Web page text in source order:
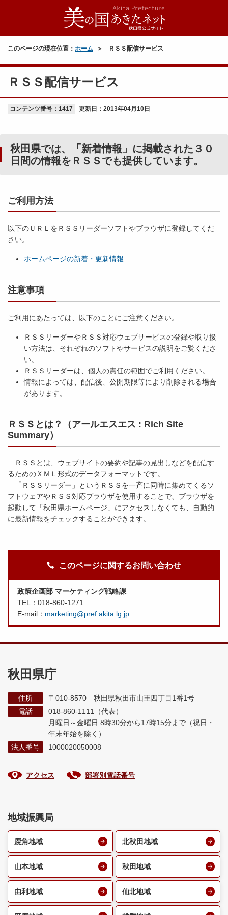
このページの現在位置： ホーム ＲＳＳ配信サービス
ＲＳＳ配信サービス
コンテンツ番号：1417 更新日： 2013年04月10日
秋田県では、「新着情報」に掲載された３０
日間の情報をＲＳＳでも提供しています。
ご利用方法
以下のＵＲＬをＲＳＳリーダーソフトやブラウザに登録してくだ
さい。
ホームページの新着・更新情報
注意事項
ご利用にあたっては、以下のことにご注意ください。
ＲＳＳリーダーやＲＳＳ対応ウェブサービスの登録や取り扱
い方法は、それぞれのソフトやサービスの説明をご覧くださ
い。
ＲＳＳリーダーは、個人の責任の範囲でご利用ください。
情報によっては、配信後、公開期限等により削除される場合
があります。
ＲＳＳとは？（アールエスエス : Rich Site
Summary）
ＲＳＳとは、ウェブサイトの要約や記事の見出しなどを配信す
るためのＸＭＬ形式のデータフォーマットです。
「ＲＳＳリーダー」というＲＳＳを一斉に同時に集めてくるソ
フトウェアやＲＳＳ対応ブラウザを使用することで、ブラウザを
起動して「秋田県ホームページ」にアクセスしなくても、自動的
に最新情報をチェックすることができます。
このページに関するお問い合わせ
政策企画部 マーケティング戦略課
TEL：018-860-1271
E-mail： marketing@pref.akita.lg.jp
秋田県庁
住所
〒010-8570 秋田県秋田市山王四丁目1番1号
電話
018-860-1111（代表）
月曜日～金曜日 8時30分から17時15分まで （祝日・
年末年始を除く）
法人番号
1000020050008
アクセス 部署別電話番号
地域振興局
鹿角地域 北秋田地域
山本地域 秋田地域
由利地域 仙北地域